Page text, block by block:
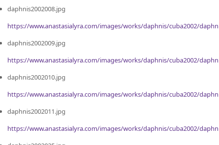
daphnis2002008.jpg
https://www.anastasialyra.com/images/works/daphnis/cuba2002/
daphnis2002009.jpg
https://www.anastasialyra.com/images/works/daphnis/cuba2002/
daphnis2002010.jpg
https://www.anastasialyra.com/images/works/daphnis/cuba2002/
daphnis2002011.jpg
https://www.anastasialyra.com/images/works/daphnis/cuba2002/